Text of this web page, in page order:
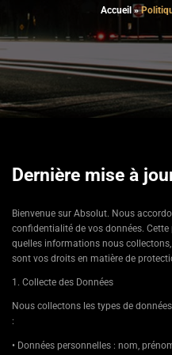
Accueil »
Dernière mise à
Bienvenue sur Absolut. Nous
confidentialité de vos données.
quelles informations nous
sont vos droits en matière de
1. Collecte des Données
Nous collectons les types de
:
• Données personnelles : nom,